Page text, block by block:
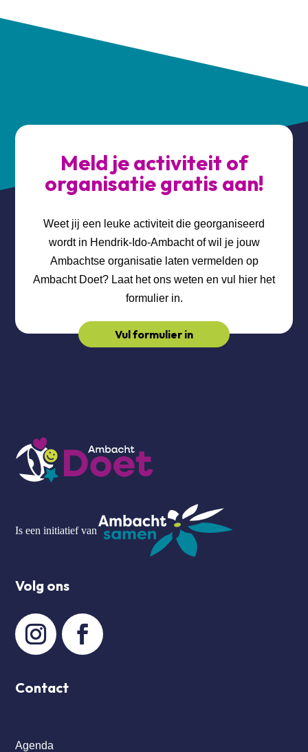
Meld je activiteit of
organisatie gratis aan!
Weet jij een leuke activiteit die georganiseerd
wordt in Hendrik-Ido-Ambacht of wil je jouw
Ambachtse organisatie laten vermelden op
Ambacht Doet? Laat het ons weten en vul hier het
formulier in.
Vul formulier in
Is een initiatief van
Volg ons
Contact
Agenda